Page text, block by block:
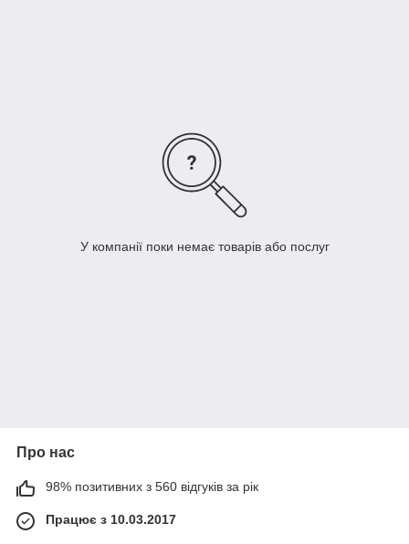
У компанії поки немає товарів або послуг
Про нас
98% позитивних з 560 відгуків за рік
Працює з 10.03.2017